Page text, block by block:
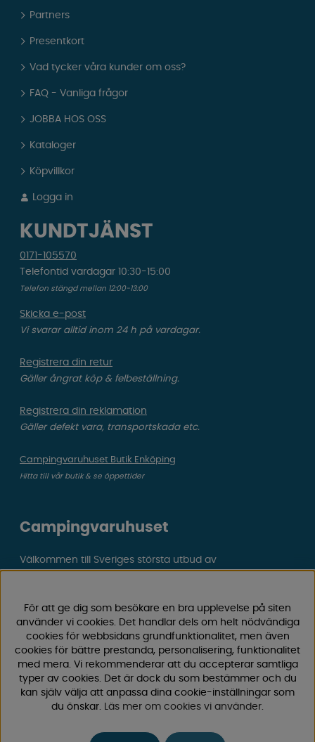
Partners
Presentkort
Vad tycker våra kunder om oss?
FAQ - Vanliga frågor
JOBBA HOS OSS
Kataloger
Köpvillkor
Logga in
KUNDTJÄNST
0171-105570
Telefontid vardagar 10:30-15:00
Telefon stängd mellan 12:00-13:00
Skicka e-post
Vi svarar alltid inom 24 h på vardagar.
Registrera din retur
Gäller ångrat köp & felbeställning.
Registrera din reklamation
Gäller defekt vara, transportskada etc.
Campingvaruhuset Butik Enköping
Hitta till vår butik & se öppettider
Campingvaruhuset
Välkommen till Sveriges största utbud av
camping och fritid.
Hos oss hittar du allt från reservdelar till smarta tillbehör
som gör din campingupplevelse smidigare och roligare.
Vi erbjuder hög kvalitet och konkurrenskraftiga priser –
både online och i vår fysiska
butik i Enköping.
Följ oss på Facebook och Instagram för inspiration,
För att ge dig som besökare en bra upplevelse på siten
använder vi cookies. Det handlar dels om helt nödvändiga
cookies för webbsidans grundfunktionalitet, men även
cookies för bättre prestanda, personalisering, funktionalitet
med mera. Vi rekommenderar att du accepterar samtliga
typer av cookies. Det är dock du som bestämmer och du
kan själv välja att anpassa dina cookie-inställningar som
du önskar. Läs mer om cookies vi använder.